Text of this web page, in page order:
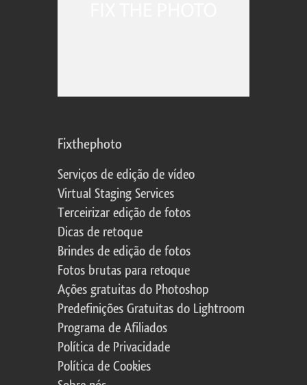
Fixthephoto
Serviços de edição de vídeo
Virtual Staging Services
Terceirizar edição de fotos
Dicas de retoque
Brindes de edição de fotos
Fotos brutas para retoque
Ações gratuitas do Photoshop
Predefinições Gratuitas do Lightroom
Programa de Afiliados
Política de Privacidade
Política de Cookies